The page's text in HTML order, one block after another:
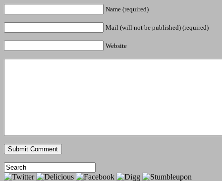
Name (required)
Mail (will not be published) (required)
Website